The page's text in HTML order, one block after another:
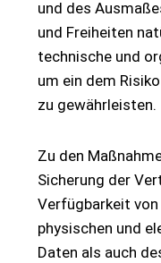
und des
und Freiheiten
technische und
um ein dem
zu gewährleisten.
Zu den
Sicherung der
Verfügbarkeit
physischen und
Daten als auch